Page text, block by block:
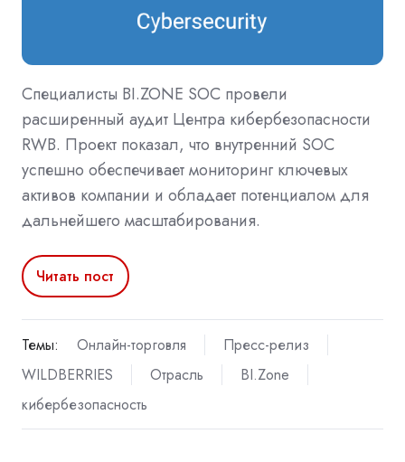
Специалисты BI.ZONE SOC провели
расширенный аудит Центра кибербезопасности
RWB. Проект показал, что внутренний SOC
успешно обеспечивает мониторинг ключевых
активов компании и обладает потенциалом для
дальнейшего масштабирования.
Читать пост
Темы: Онлайн-торговля
Пресс-релиз
WILDBERRIES
Отрасль
BI.Zone
кибербезопасность